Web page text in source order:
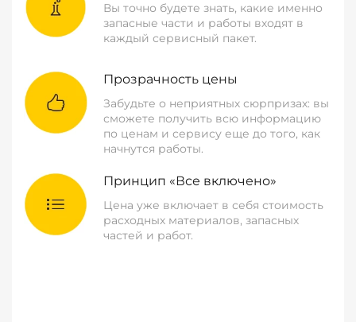
Вы точно будете знать, какие именно
запасные части и работы входят в
каждый сервисный пакет.
Прозрачность цены
Забудьте о неприятных сюрпризах: вы
сможете получить всю информацию
по ценам и сервису еще до того, как
начнутся работы.
Принцип «Все включено»
Цена уже включает в себя стоимость
расходных материалов, запасных
частей и работ.